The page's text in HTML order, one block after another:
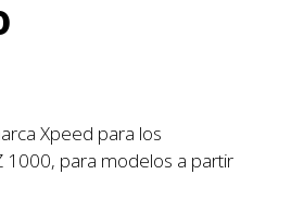
Xpeed para los
1000, para modelos a partir